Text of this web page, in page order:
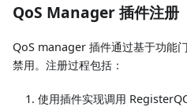
QoS Manager 插件注册
QoS manager 插件通过基于功能
禁用。注册过程包括：
使用插件实现调用